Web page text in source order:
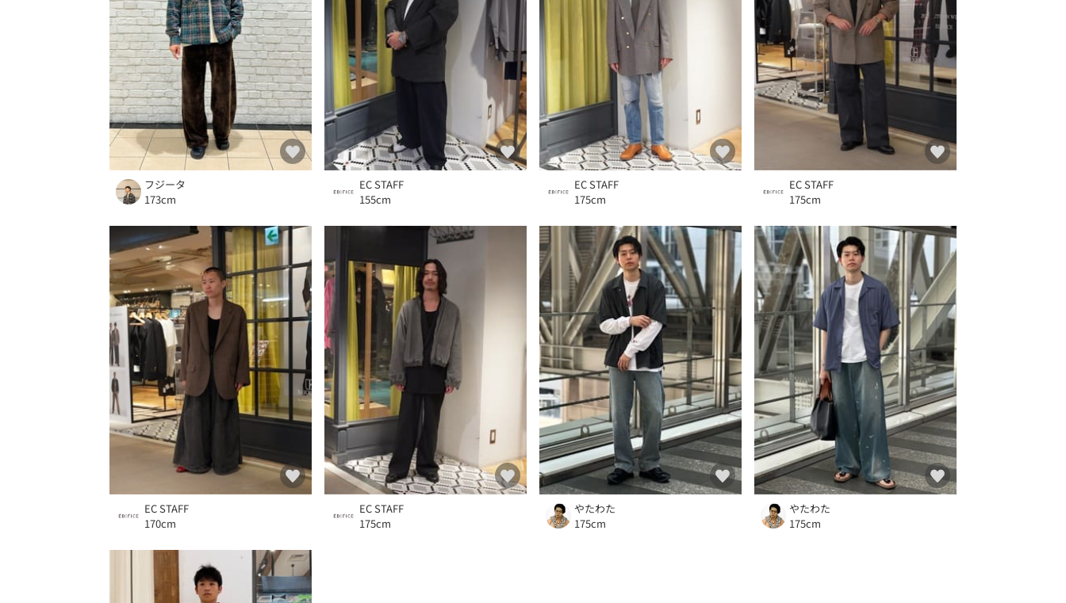
フジータ
173cm
EC STAFF
155cm
EC STAFF
175cm
EC STAFF
175cm
EC STAFF
170cm
EC STAFF
175cm
やたわた
175cm
やたわた
175cm